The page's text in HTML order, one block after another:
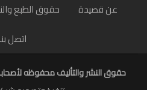
عن قصيدة حقوق الطبع
اتصل بنا
حقوق النشر والتأليف محفوظه